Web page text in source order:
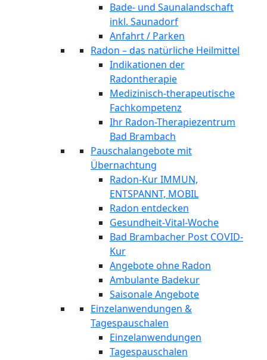
Bade- und Saunalandschaft
inkl. Saunadorf
Anfahrt / Parken
Radon – das natürliche Heilmittel
Indikationen der
Radontherapie
Medizinisch-therapeutische
Fachkompetenz
Ihr Radon-Therapiezentrum
Bad Brambach
Pauschalangebote mit
Übernachtung
Radon-Kur IMMUN,
ENTSPANNT, MOBIL
Radon entdecken
Gesundheit-Vital-Woche
Bad Brambacher Post COVID-
Kur
Angebote ohne Radon
Ambulante Badekur
Saisonale Angebote
Einzelanwendungen &
Tagespauschalen
Einzelanwendungen
Tagespauschalen